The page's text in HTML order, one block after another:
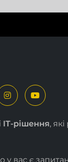
ІТ-рішення,
у вас є